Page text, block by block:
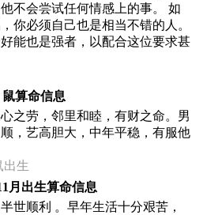
不会尝试任何情感上的事。 如
你必须自己也是相当不错的人。
能也是强者，以配合这位要求甚
鼠算命信息
之劳，邻里和睦，有财之命。男
，艺高胆大，中年平稳，有服他
出生
月出生算命信息
世顺利 。早年生活十分艰苦，